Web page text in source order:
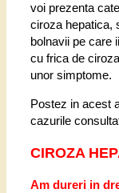
voi prezenta
ciroza hepatica,
bolnavii pe care
cu frica de
unor simptome.
Postez in acest
cazurile
CIROZA
Am dureri in